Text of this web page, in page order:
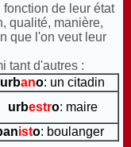
fonction de leur état
qualité, manière,
que l'on veut leur
tant d'autres :
urbano: un citadin
urbestro: maire
isto: boulanger